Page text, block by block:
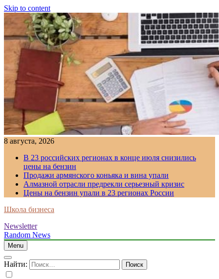
Skip to content
8 августа, 2026
В 23 российских регионах в конце июля снизились
цены на бензин
Продажи армянского коньяка и вина упали
Алмазной отрасли предрекли серьезный кризис
Цены на бензин упали в 23 регионах России
Школа бизнеса
Newsletter
Random News
Menu
Найти: